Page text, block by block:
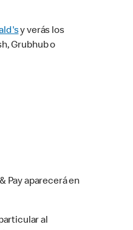
y verás los
Grubhub o
Pay aparecerá en
al